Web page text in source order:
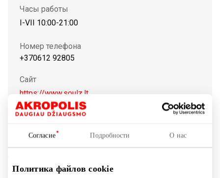
Согласие Подробности О нас
Политика файлов cookie
Часы работы
I-VII 10:00-21:00
Номер телефона
+370612 92805
Сайт
https://www.soulz.lt
take their own approach to style, offering a full range of